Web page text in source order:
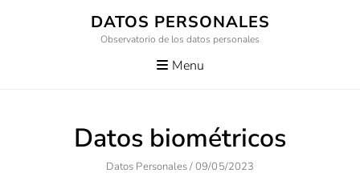
DATOS PERSONALES
Observatorio de los datos personales
Menu
Datos biométricos
Author
Datos Personales/Posted
09/05/2023